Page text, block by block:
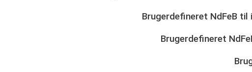
Brugerdefineret NdFeB
Brugerdefineret